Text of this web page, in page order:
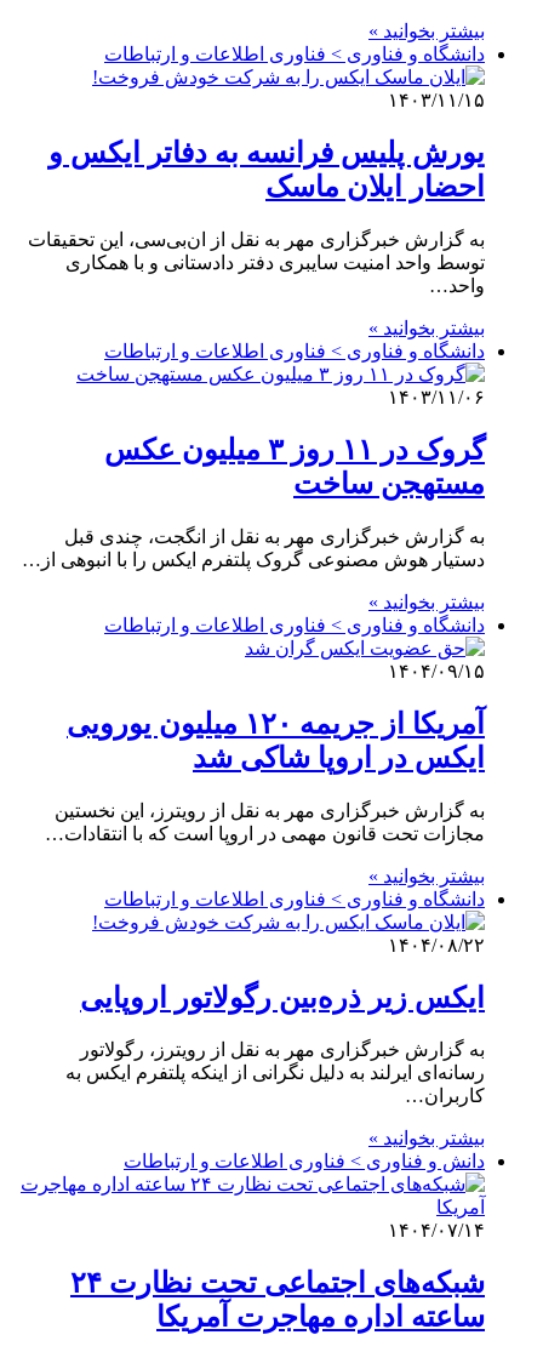
بیشتر بخوانید »
دانشگاه و فناوری > فناوری اطلاعات و ارتباطات
۱۴۰۳/۱۱/۱۵
یورش پلیس فرانسه به دفاتر ایکس و
احضار ایلان ماسک
به گزارش خبرگزاری مهر به نقل از ان‌بی‌سی، این تحقیقات
توسط واحد امنیت سایبری دفتر دادستانی و با همکاری
واحد…
بیشتر بخوانید »
دانشگاه و فناوری > فناوری اطلاعات و ارتباطات
۱۴۰۳/۱۱/۰۶
گروک در ۱۱ روز ۳ میلیون عکس
مستهجن ساخت
به گزارش خبرگزاری مهر به نقل از انگجت، چندی قبل
دستیار هوش مصنوعی گروک پلتفرم ایکس را با انبوهی از…
بیشتر بخوانید »
دانشگاه و فناوری > فناوری اطلاعات و ارتباطات
۱۴۰۴/۰۹/۱۵
آمریکا از جریمه ۱۲۰ میلیون یورویی
ایکس در اروپا شاکی شد
به گزارش خبرگزاری مهر به نقل از رویترز، این نخستین
مجازات تحت قانون مهمی در اروپا است که با انتقادات…
بیشتر بخوانید »
دانشگاه و فناوری > فناوری اطلاعات و ارتباطات
۱۴۰۴/۰۸/۲۲
ایکس زیر ذره‌بین رگولاتور اروپایی
به گزارش خبرگزاری مهر به نقل از رویترز، رگولاتور
رسانه‌ای ایرلند به دلیل نگرانی از اینکه پلتفرم ایکس به
کاربران…
بیشتر بخوانید »
دانش و فناوری > فناوری اطلاعات و ارتباطات
۱۴۰۴/۰۷/۱۴
شبکه‌های اجتماعی تحت نظارت ۲۴
ساعته اداره مهاجرت آمریکا